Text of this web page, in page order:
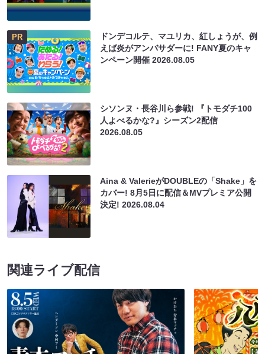
PR
ドンデコルテ、マユリカ、紅しょうが、例
えば炎がアンバサダーに! FANY夏のキャ
ンペーン開催2026.08.05
シソンヌ・長谷川ら参戦! 『トモダチ100
人よべるかな?』シーズン2配信
2026.08.05
Aina & ValerieがDOUBLEの「Shake」を
カバー! 8月5日に配信＆MVプレミア公開
決定!2026.08.04
関連ライブ配信